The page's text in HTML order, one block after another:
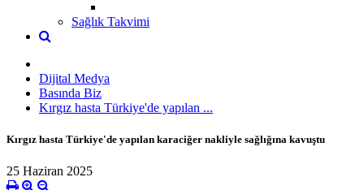
Sağlık Takvimi
Dijital Medya
Basında Biz
Kırgız hasta Türkiye'de yapılan ...
Kırgız hasta Türkiye'de yapılan karaciğer nakliyle sağlığına kavuştu
25 Haziran 2025